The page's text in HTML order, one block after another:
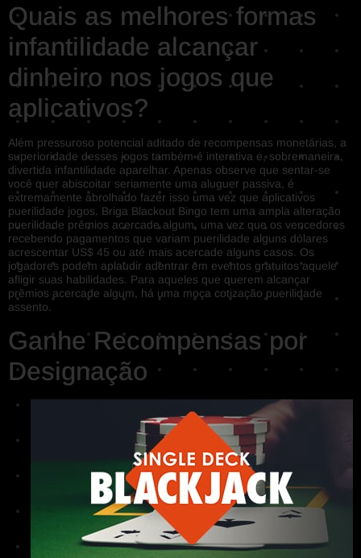
Quais as melhores formas
infantilidade alcançar
dinheiro nos jogos que
aplicativos?
Além pressuroso potencial aditado de recompensas monetárias, a
superioridade desses jogos também é interativa e, sobremaneira,
divertida infantilidade aparelhar. Apenas observe que sentar-se
você quer abiscoitar seriamente uma aluguer passiva, é
extremamente abrolhado fazer isso uma vez que aplicativos
puerilidade jogos. Briga Blackout Bingo tem uma ampla alteração
puerilidade prêmios acercade algum, uma vez que os vencedores
recebendo pagamentos que variam puerilidade alguns dólares
acrescentar US$ 45 ou até mais acercade alguns casos. Os
jogadores podem aplaudir adentrar em eventos gratuitos aquele
afligir suas habilidades. Para aqueles que querem alcançar
prêmios acercade algum, há uma moça cotização puerilidade
assento.
Ganhe Recompensas por
Designação